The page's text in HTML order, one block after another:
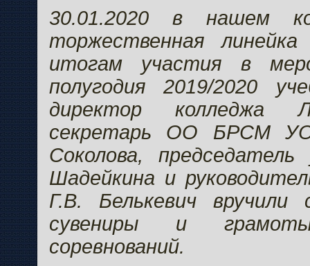
30.01.2020 в нашем
торжественная
итогам участия в
полугодия 2019/2020
директор колледжа
секретарь ОО БРСМ
Соколова,
Шадейкина и
Г.В. Белькевич вручили
сувениры и
соревнований.